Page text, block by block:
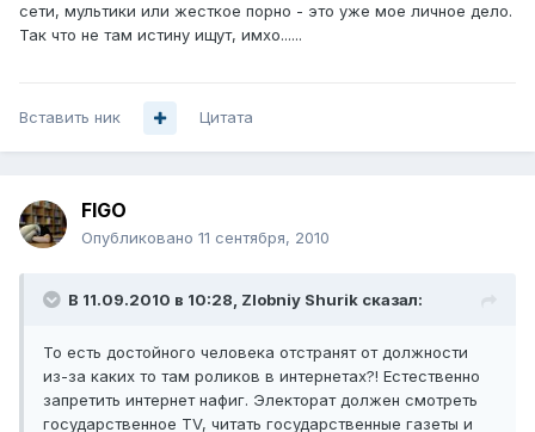
сети, мультики или жесткое порно - это уже мое личное дело.
Так что не там истину ищут, имхо......
Вставить ник Цитата
FIGO
Опубликовано 11 сентября, 2010
В 11.09.2010 в 10:28, Zlobniy Shurik сказал:
То есть достойного человека отстранят от должности
из-за каких то там роликов в интернетах?! Естественно
запретить интернет нафиг. Электорат должен смотреть
государственное TV, читать государственные газеты и